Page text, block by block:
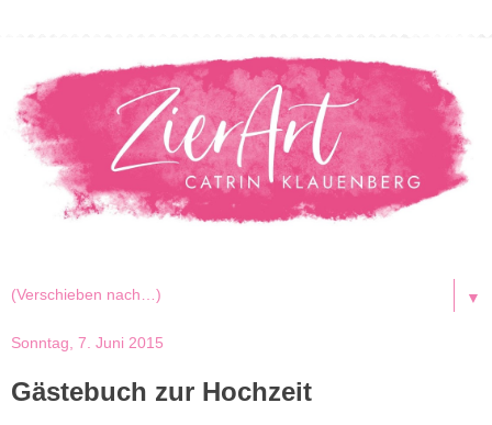
▼
Sonntag, 7. Juni 2015
Gästebuch zur Hochzeit